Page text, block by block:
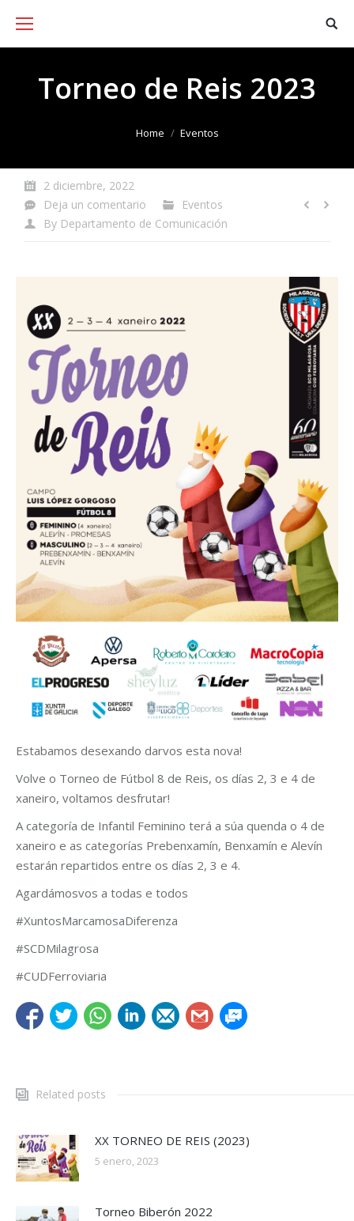
Torneo de Reis 2023
Home Eventos
2 diciembre, 2022
Deja un comentario
Eventos
By Departamento de Comunicación
Estabamos desexando darvos esta nova!
Volve o Torneo de Fútbol 8 de Reis, os días 2, 3 e 4 de
xaneiro, voltamos desfrutar!
A categoría de Infantil Feminino terá a súa quenda o 4 de
xaneiro e as categorías Prebenxamín, Benxamín e Alevín
estarán repartidos entre os días 2, 3 e 4.
Agardámosvos a todas e todos
#XuntosMarcamosaDiferenza
#SCDMilagrosa
#CUDFerroviaria
Related posts
XX TORNEO DE REIS (2023)
5 enero, 2023
Torneo Biberón 2022